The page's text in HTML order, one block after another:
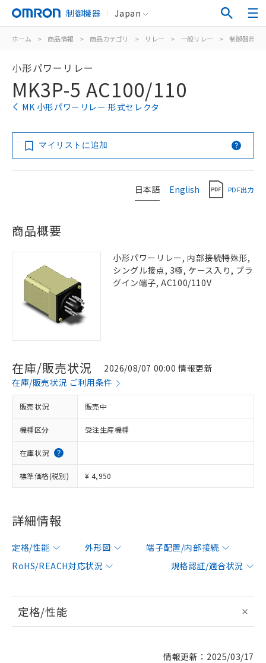
制御機器 Japan
ホーム > 商品情報 > 商品カテゴリ > リレー > 一般リレー > 制御盤用
小形パワーリレー
MK3P-5 AC100/110
MK 小形パワーリレー 形式セレクタ
マイリストに追加
日本語 English PDF出力
商品概要
小形パワーリレー, 内部接続特殊形,
シングル接点, 3極, ケース入り, プラ
グイン端子, AC100/110V
在庫/販売状況
2026/08/07 00:00 情報更新
在庫/販売状況 ご利用条件
販売状況 販売中
機種区分 受注生産機種
在庫状況
標準価格(税別) ¥ 4,950
詳細情報
定格/性能 外形図
端子配置/内部接続
RoHS/REACH対応状況
規格認証/適合状況
定格/性能
情報更新：2025/03/17